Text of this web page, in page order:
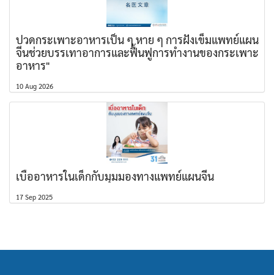
ปวดกระเพาะอาหารเป็น ๆ หาย ๆ การฝังเข็มแพทย์แผน
จีนช่วยบรรเทาอาการและฟื้นฟูการทำงานของกระเพาะ
อาหาร"
10 Aug 2026
เบื่ออาหารในเด็กกับมุมมองทางแพทย์แผนจีน
17 Sep 2025